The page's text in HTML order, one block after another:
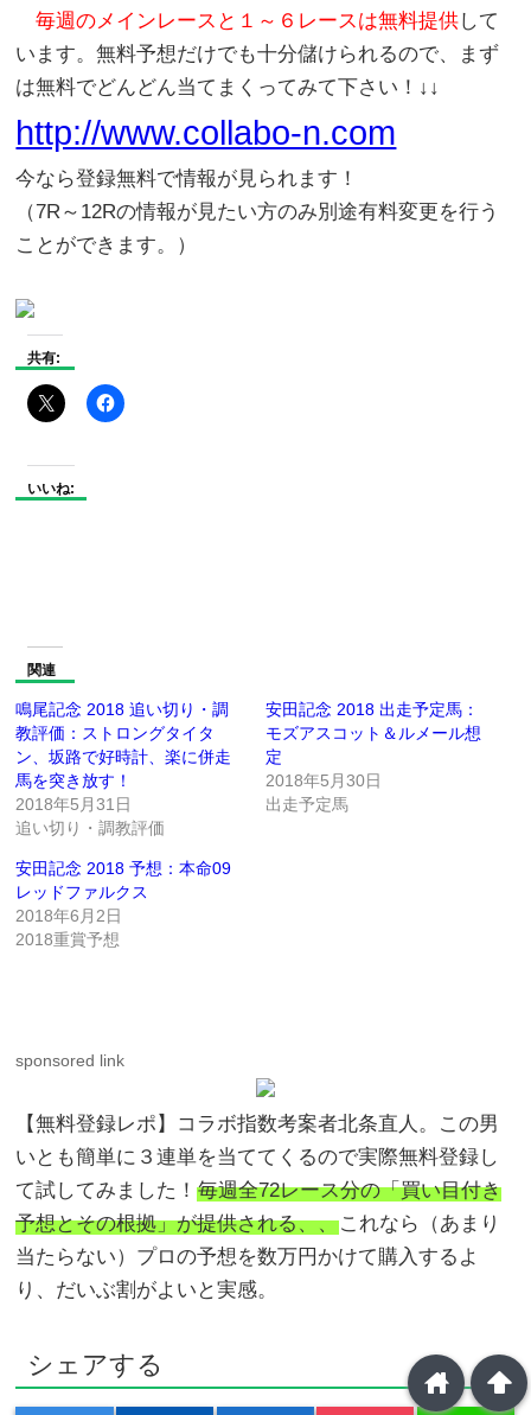
毎週のメインレースと１～６レースは無料提供して
います。無料予想だけでも十分儲けられるので、まず
は無料でどんどん当てまくってみて下さい！↓↓
http://www.collabo-n.com
今なら登録無料で情報が見られます！
（7R～12Rの情報が見たい方のみ別途有料変更を行う
ことができます。）
共有:
いいね:
関連
鳴尾記念 2018 追い切り・調
教評価：ストロングタイタ
ン、坂路で好時計、楽に併走
馬を突き放す！
2018年5月31日
追い切り・調教評価
安田記念 2018 出走予定馬：
モズアスコット＆ルメール想
定
2018年5月30日
出走予定馬
安田記念 2018 予想：本命09
レッドファルクス
2018年6月2日
2018重賞予想
sponsored link
【無料登録レポ】コラボ指数考案者北条直人。この男
いとも簡単に３連単を当ててくるので実際無料登録し
て試してみました！毎週全72レース分の「買い目付き
予想とその根拠」が提供される、、これなら（あまり
当たらない）プロの予想を数万円かけて購入するよ
り、だいぶ割がよいと実感。
シェアする
arrowup
home